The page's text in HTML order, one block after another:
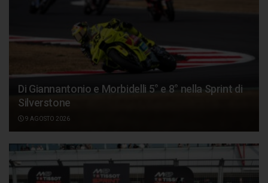
Di Giannantonio e Morbidelli 5° e 8° nella Sprint di
Silverstone
9 AGOSTO 2026